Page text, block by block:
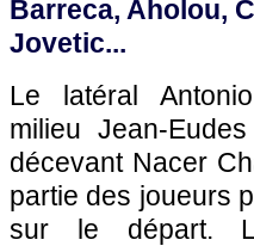
Barreca, Aholou,
Jovetic...
Le latéral
milieu Jean-
décevant Nacer
partie des joueurs
sur le départ.